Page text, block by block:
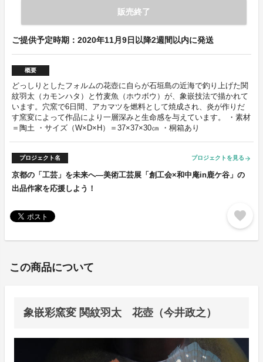
販売終了
ご提供予定時期：2020年11月9日以降2週間以内に発送
概要
どっしりとしたフォルムの花壺に自らが石垣島の近海で釣り上げた関
紋羽太（カモンハタ）と竹麦魚（ホウボウ）が、象嵌技法で描かれて
います。穴窯で6日間、アカマツを燃料として焼成され、炎が作りだ
す窯変によって作品により一層深みと生命感を与えています。 ・素材
＝陶土 ・サイズ（W×D×H）＝37×37×30㎝ ・桐箱あり
プロジェクト名 プロジェクトを見る arrow_forward
京都の「工芸」を未来へ―美術工芸展「創工会×和中庵in鹿ケ谷」の
出品作家を応援しよう！
favorite
この商品について
象嵌彩窯変 関紋羽太 花壺（今井政之）